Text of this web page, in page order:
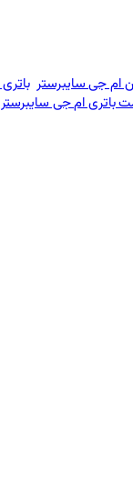
ام جی سایبرستر
باتری ام جی سایبرستر